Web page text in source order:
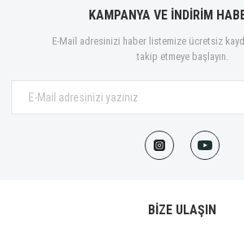
KAMPANYA VE İNDİRİM
E-Mail adresinizi haber listemize ücretsiz
takip etmeye başlayın.
BİZE ULAŞIN